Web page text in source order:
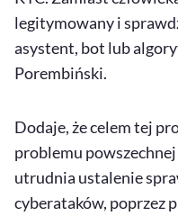
legitymowany i
asystent, bot lub
Porembiński.
Dodaje, że celem tej
problemu
utrudnia ustalenie
cyberataków, poprzez